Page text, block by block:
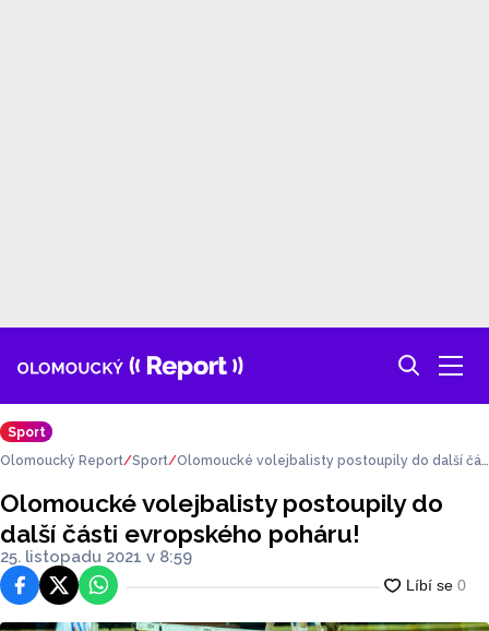
Sport
Olomoucký Report Sport Olomoucké volejbalisty postoupily do další čás
Olomoucké volejbalisty postoupily do
další části evropského poháru!
25. listopadu 2021 v 8:59
FacebookPlatforma X
WhatsApp